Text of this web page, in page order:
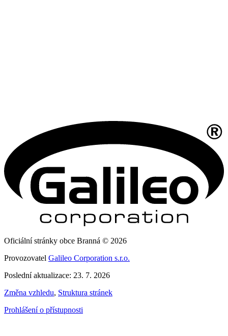
Oficiální stránky obce Branná © 2026
Provozovatel Galileo Corporation s.r.o.
Poslední aktualizace: 23. 7. 2026
Změna vzhledu, Struktura stránek
Prohlášení o přístupnosti